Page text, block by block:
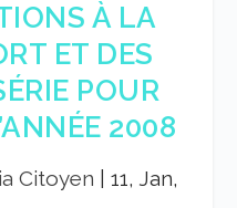
À LA
ET DES
POUR
2008
Citoyen
11, Jan,